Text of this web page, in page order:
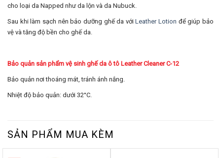
cho loại da Napped như da lộn và da Nubuck.
Sau khi làm sạch nên bảo dưỡng ghế da vớiLeather Lotion để giúp bảo
vệ và tăng độ bền cho ghế da.
Bảo quản sản phẩm vệ sinh ghế da ô tô Leather Cleaner C-12
Bảo quản nơi thoáng mát, tránh ánh nắng.
Nhiệt độ bảo quản: dưới 32°C.
SẢN PHẨM MUA KÈM